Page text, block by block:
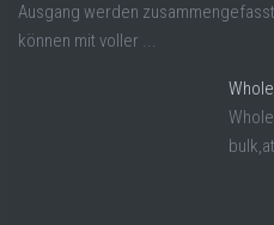
Ausgang werden
können mit voller ...